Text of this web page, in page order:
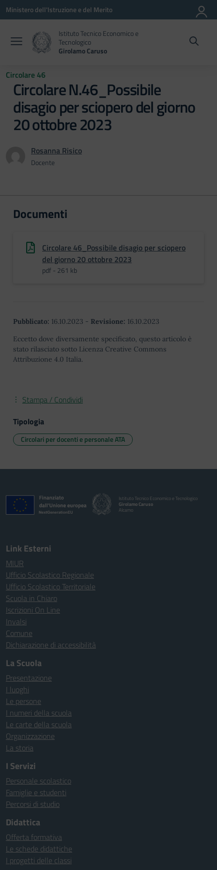
Vai ai contenuti
Vai al menu di navigazione
Vai al footer
Ministero dell'Istruzione e del Merito
Istituto Tecnico Economico e
Tecnologico
Girolamo Caruso
Circolare 46
Circolare N.46_Possibile
disagio per sciopero del giorno
20 ottobre 2023
Rosanna Risico
Docente
Documenti
Circolare 46_Possibile disagio per sciopero
del giorno 20 ottobre 2023
pdf - 261 kb
Pubblicato: 16.10.2023 - Revisione: 16.10.2023
Eccetto dove diversamente specificato, questo articolo è
stato rilasciato sotto Licenza Creative Commons
Attribuzione 4.0 Italia.
Stampa / Condividi
Tipologia
Circolari per docenti e personale ATA
Istituto Tecnico Economico e Tecnologico
Girolamo Caruso
Alcamo
Link Esterni
MIUR
Ufficio Scolastico Regionale
Ufficio Scolastico Territoriale
Scuola in Chiaro
Iscrizioni On Line
Invalsi
Comune
Dichiarazione di accessibilità
La Scuola
Presentazione
I luoghi
Le persone
I numeri della scuola
Le carte della scuola
Organizzazione
La storia
I Servizi
Personale scolastico
Famiglie e studenti
Percorsi di studio
Didattica
Offerta formativa
Le schede didattiche
I progetti delle classi